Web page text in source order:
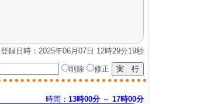
登録日時：2025年06月07日 12時29分19秒
削除 修正
時間： 13時00分～ 17時00分